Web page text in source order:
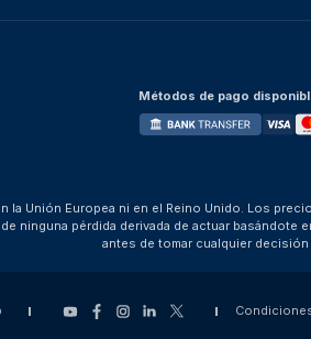
Métodos de pago
Unión Europea ni en el Reino Unido. Los
ninguna pérdida derivada de actuar
antes de tomar cualquier